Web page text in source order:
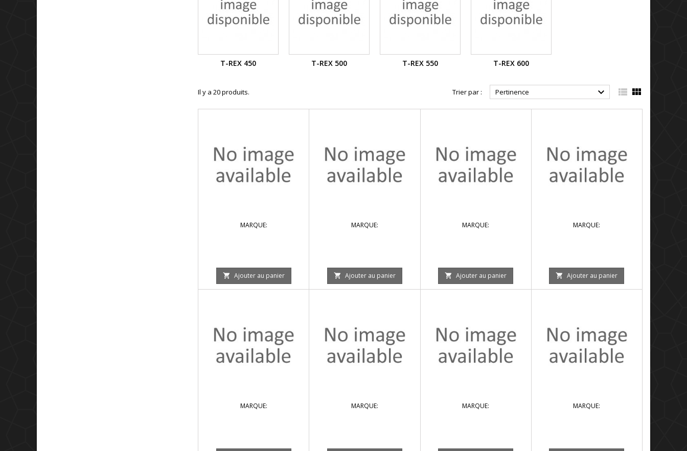
T-REX 450 T-REX 500 T-REX 550 T-REX 600
Il y a 20 produits. Trier par : Pertinence   
MARQUE:
 Ajouter au panier
MARQUE:
 Ajouter au panier
MARQUE:
 Ajouter au panier
MARQUE:
 Ajouter au panier
MARQUE: MARQUE: MARQUE: MARQUE: